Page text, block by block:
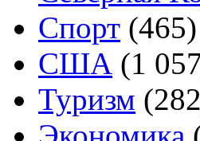
Спорт (465)
США (1
Туризм